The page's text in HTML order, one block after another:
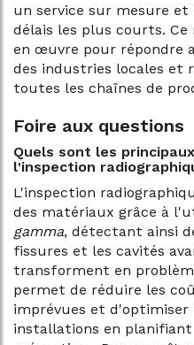
un service sur mesure
délais les plus courts.
en œuvre pour répondre
des industries locales et
toutes les chaînes de
Foire aux questions
Quels sont les
l'inspection
L'inspection
des matériaux grâce à
gamma, détectant ainsi
fissures et les cavités
transforment en
permet de réduire les
imprévues et d'optimiser
installations en